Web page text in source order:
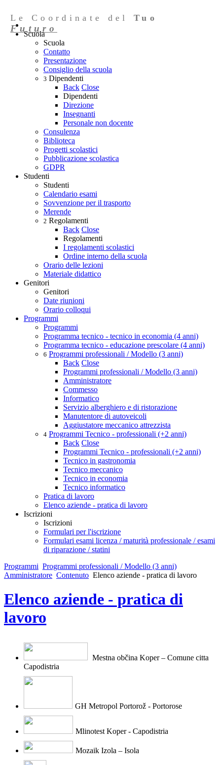
Le Coordinate delTuo
Futuro
Scuola
Scuola
Contatto
Presentazione
Consiglio della scuola
3 Dipendenti
Back Close
Dipendenti
Direzione
Insegnanti
Personale non docente
Consulenza
Biblioteca
Progetti scolastici
Pubblicazione scolastica
GDPR
Studenti
Studenti
Calendario esami
Sovvenzione per il trasporto
Merende
2 Regolamenti
Back Close
Regolamenti
I regolamenti scolastici
Ordine interno della scuola
Orario delle lezioni
Materiale didattico
Genitori
Genitori
Date riunioni
Orario colloqui
Programmi
Programmi
Programma tecnico - tecnico in economia (4 anni)
Programma tecnico - educazione prescolare (4 anni)
6 Programmi professionali / Modello (3 anni)
Back Close
Programmi professionali / Modello (3 anni)
Amministratore
Commesso
Informatico
Servizio alberghiero e di ristorazione
Manutentore di autoveicoli
Aggiustatore meccanico attrezzista
4 Programmi Tecnico - professionali (+2 anni)
Back Close
Programmi Tecnico - professionali (+2 anni)
Tecnico in gastronomia
Tecnico meccanico
Tecnico in economia
Tecnico informatico
Pratica di lavoro
Elenco aziende - pratica di lavoro
Iscrizioni
Iscrizioni
Formulari per l'iscrizione
Formulari esami licenza / maturità professionale / esami
di riparazione / statini
Programmi Programmi professionali / Modello (3 anni)
Amministratore Contenuto Elenco aziende - pratica di lavoro
Elenco aziende - pratica di
lavoro
Mestna občina Koper – Comune citta
Capodistria
GH Metropol Portorož - Portorose
Mlinotest Koper - Capodistria
Mozaik Izola – Isola